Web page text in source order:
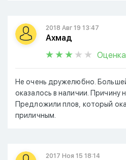
2018 Авг 19 13:47
Ахмад
Оценка
Не очень дружелюбно.
оказалось в наличии. Причину
Предложили плов, который
приличным.
2017 Ноя 15 18:14